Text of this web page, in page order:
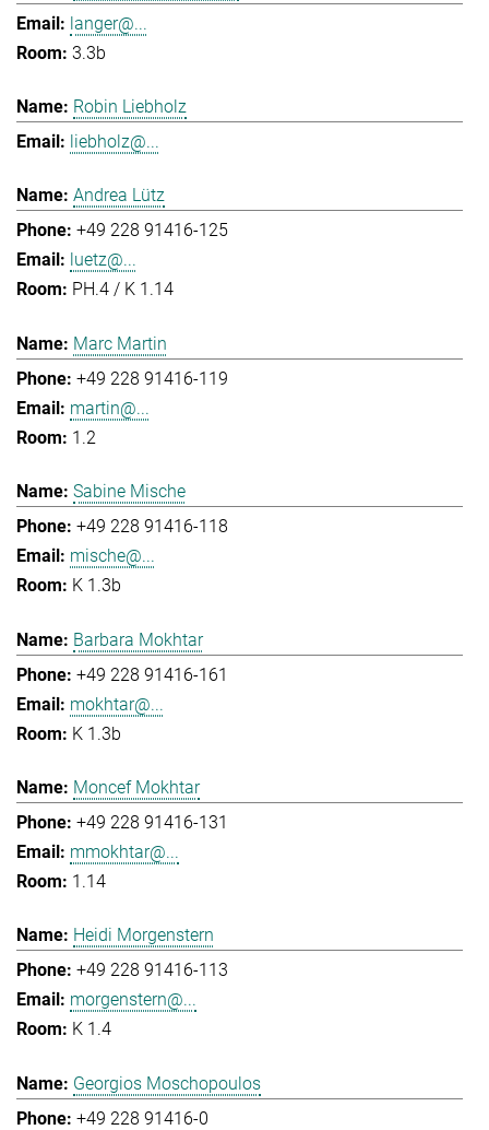
langer@...
3.3b
Robin Liebholz
liebholz@...
Andrea Lütz
+49 228 91416-125
luetz@...
PH.4 / K 1.14
Marc Martin
+49 228 91416-119
martin@...
1.2
Sabine Mische
+49 228 91416-118
mische@...
K 1.3b
Barbara Mokhtar
+49 228 91416-161
mokhtar@...
K 1.3b
Moncef Mokhtar
+49 228 91416-131
mmokhtar@...
1.14
Heidi Morgenstern
+49 228 91416-113
morgenstern@...
K 1.4
Georgios Moschopoulos
+49 228 91416-0